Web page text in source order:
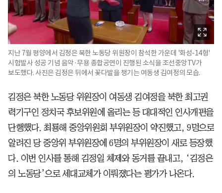
지난 7월 평양에서 김정은 북한 노동당 위원장이 참석한 가운데 '화성-14형'
시험발사 성공 기념 음악·무용 종합공연이 진행된 소식을 조선중앙TV가
보도했다. 사진은 김정은 뒤에서 꽃다발을 챙기는 여동생 김여정의 모습.
김정은 북한 노동당 위원장이 여동생 김여정을 북한 최고권
력기구인 정치국 후보위원에 올리는 등 대대적인 인사개편을
단행했다. 최룡해 중앙위원회 부위원장이 약진했고, 9명으로
알려진 당 중앙위 부위원장에 6명의 부위원장이 새로 등장했
다. 이번 인사를 통해 김정일 체제와 동거를 끝내고, ‘김정은
의 노동당’으로 세대교체가 이뤄졌다는 평가가 나온다.